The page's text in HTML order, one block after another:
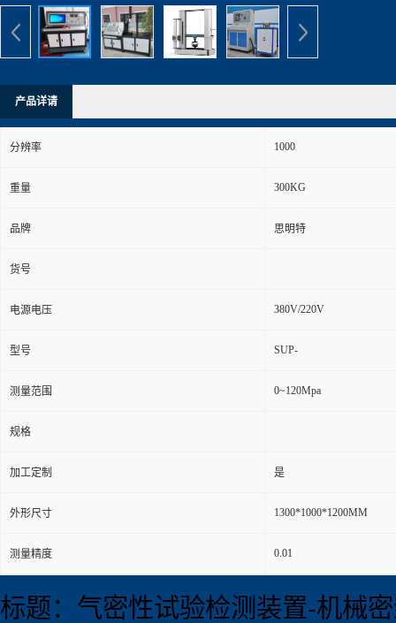
产品详请
分辨率 1000
重量 300KG
品牌 思明特
货号
电源电压 380V/220V
型号 SUP-
测量范围 0~120Mpa
规格
加工定制 是
外形尺寸 1300*1000*1200MM
测量精度 0.01
标题：气密性试验检测装置-机械